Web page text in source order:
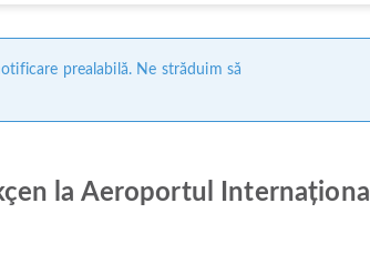
prealabilă. Ne străduim să
la Aeroportul Internațional